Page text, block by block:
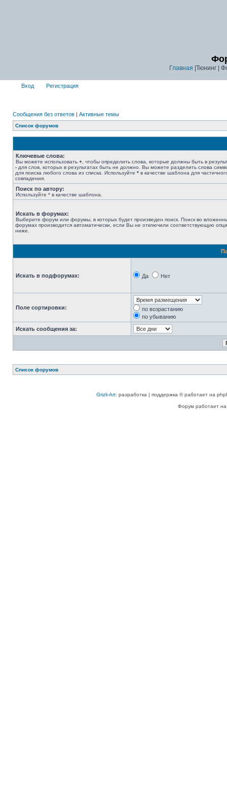
Главная |Тюнинг |
Вход Регистрация
Сообщения без ответов | Активные темы
Список форумов
Ключевые слова:
Вы можете использовать + , чтобы определить слова, которые должны быть в
- для слов, которых в результатах быть не должно. Вы можете разделить слова
для поиска любого слова из списка. Используйте * в качестве шаблона для
совпадения.
Поиск по автору:
Используйте * в качестве шаблона.
Искать в форумах:
Выберите форум или форумы, в которых будет произведен поиск. Поиск во
форумах производится автоматически, если Вы не отключили соответствующую
ниже.
Искать в подфорумах: Да Нет
Поле сортировки:
по возрастанию
по убыванию
Искать сообщения за:
Список форумов
Grizli-Art: разработка | поддержка © работает на
Форум работает